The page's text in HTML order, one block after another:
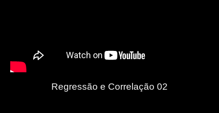
Regressão e Correlação 02